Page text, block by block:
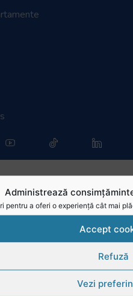
Administrează
pentru a oferi o experiență cât mai
Accept
Refuză
Vezi